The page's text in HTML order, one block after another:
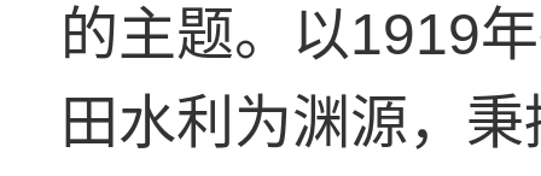
的主题。以1919
田水利为渊源，